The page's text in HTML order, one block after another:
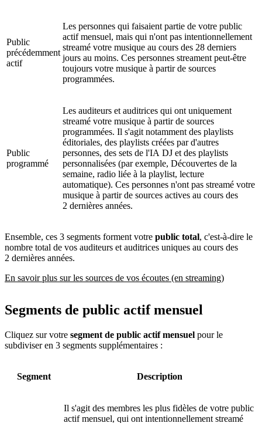
Public
précédemment
actif
Les personnes qui faisaient partie de votre public
actif mensuel, mais qui n'ont pas intentionnellement
streamé votre musique au cours des 28 derniers
jours au moins. Ces personnes streament peut-être
toujours votre musique à partir de sources
programmées.
Public
programmé
Les auditeurs et auditrices qui ont uniquement
streamé votre musique à partir de sources
programmées. Il s'agit notamment des playlists
éditoriales, des playlists créées par d'autres
personnes, des sets de l'IA DJ et des playlists
personnalisées (par exemple, Découvertes de la
semaine, radio liée à la playlist, lecture
automatique). Ces personnes n'ont pas streamé votre
musique à partir de sources actives au cours des
2 dernières années.
Ensemble, ces 3 segments forment votre public total, c'est-à-dire le
nombre total de vos auditeurs et auditrices uniques au cours des
2 dernières années.
En savoir plus sur les sources de vos écoutes (en streaming)
Segments de public actif mensuel
Cliquez sur votre segment de public actif mensuel pour le
subdiviser en 3 segments supplémentaires :
Segment Description
Il s'agit des membres les plus fidèles de votre public
actif mensuel, qui ont intentionnellement streamé